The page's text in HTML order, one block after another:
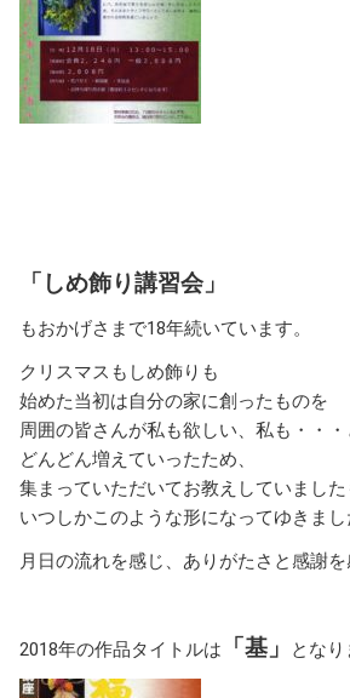
「しめ飾り講習会」
もおかげさまで18年続いています。
クリスマスもしめ飾りも
始めた当初は自分の家に創ったものを
周囲の皆さんが私も欲しい、私も・・・
どんどん増えていったため、
集まっていただいてお教えしていました
いつしかこのような形になってゆきまし
月日の流れを感じ、ありがたさと感謝を
2018年の作品タイトルは 「基」 となり